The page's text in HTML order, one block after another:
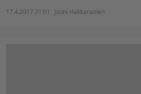
17.4.2017 21:01 Jouni Hakkarainen